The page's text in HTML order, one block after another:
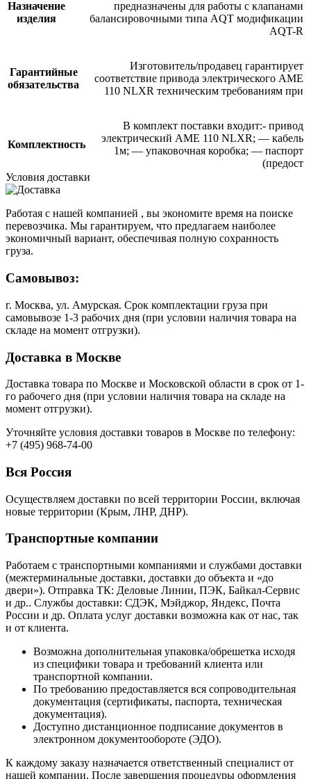
Назначение
изделия
предназначены для работы с клапанами
балансировочными типа AQT модификации
AQT-R
Гарантийные
обязательства
Изготовитель/продавец гарантирует
соответствие привода электрического AME
110 NLXR техническим требованиям при
Комплектность
В комплект поставки входит:- привод
электрический AME 110 NLXR; — кабель
1м; — упаковочная коробка; — паспорт
(предост
Условия доставки
Работая с нашей компанией , вы экономите время на поиске
перевозчика. Мы гарантируем, что предлагаем наиболее
экономичный вариант, обеспечивая полную сохранность
груза.
Самовывоз:
г. Москва, ул. Амурская. Срок комплектации груза при
самовывозе 1-3 рабочих дня (при условии наличия товара на
складе на момент отгрузки).
Доставка в Москве
Доставка товара по Москве и Московской области в срок от 1-
го рабочего дня (при условии наличия товара на складе на
момент отгрузки).
Уточняйте условия доставки товаров в Москве по телефону:
+7 (495) 968-74-00
Вся Россия
Осуществляем доставки по всей территории России, включая
новые территории (Крым, ЛНР, ДНР).
Транспортные компании
Работаем с транспортными компаниями и службами доставки
(межтерминальные доставки, доставки до объекта и «до
двери»). Отправка ТК: Деловые Линии, ПЭК, Байкал-Сервис
и др.. Службы доставки: СДЭК, Мэйджор, Яндекс, Почта
России и др. Оплата услуг доставки возможна как от нас, так
и от клиента.
Возможна дополнительная упаковка/обрешетка исходя
из специфики товара и требований клиента или
транспортной компании.
По требованию предоставляется вся сопроводительная
документация (сертификаты, паспорта, техническая
документация).
Доступно дистанционное подписание документов в
электронном документообороте (ЭДО).
К каждому заказу назначается ответственный специалист от
нашей компании. После завершения процедуры оформления